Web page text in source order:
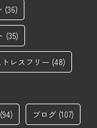
(36)
(35)
トレスフリー (48)
(94) ブログ (107)